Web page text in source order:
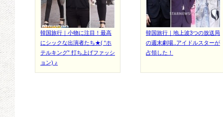
韓国旅行｜小物に注目！最高
にシックな出演者たち★( “ホ
テルキング” 打ち上げファッシ
ョン) ♪
韓国旅行｜地上波3つの放送局
の週末劇場..アイドルスターが
占領した！